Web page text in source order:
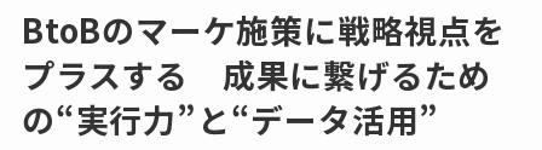
BtoBのマーケ施策に戦略視点を
プラスする 成果に繋げるため
の“実行力”と“データ活用”